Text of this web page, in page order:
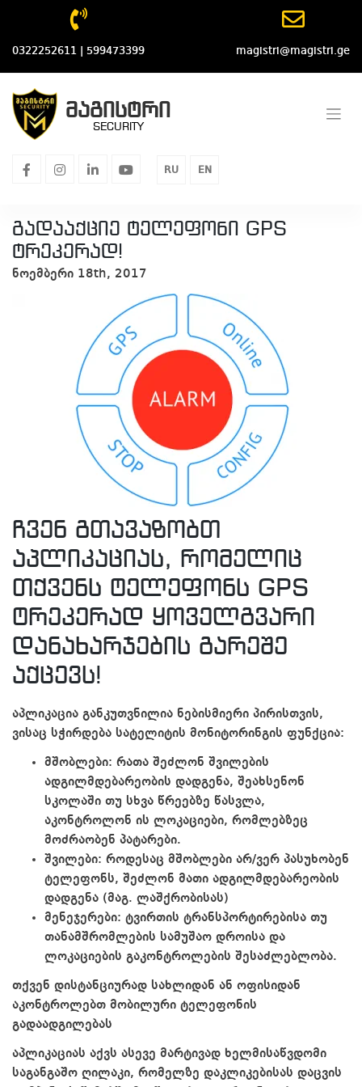
content
0322252611 | 599473399 magistri@magistri.ge
მაგისტრი
SECURITY
facebookinstagram
linkedinyoutube
RU EN
გადააქციე ტელეფონი GPS
ტრეკერად!
ნოემბერი 18th, 2017
ჩვენ გთავაზობთ
აპლიკაციას, რომელიც
თქვენს ტელეფონს GPS
ტრეკერად ყოველგვარი
დანახარჯების გარეშე
აქცევს!
აპლიკაცია განკუთვნილია ნებისმიერი პირისთვის,
ვისაც სჭირდება სატელიტის მონიტორინგის ფუნქცია:
მშობლები: რათა შეძლონ შვილების
ადგილმდებარეობის დადგენა, შეახსენონ
სკოლაში თუ სხვა წრეებზე წასვლა,
აკონტროლონ ის ლოკაციები, რომლებზეც
მოძრაობენ პატარები.
შვილები: როდესაც მშობლები არ/ვერ პასუხობენ
ტელეფონს, შეძლონ მათი ადგილმდებარეობის
დადგენა (მაგ. ლაშქრობისას)
მენეჯერები: ტვირთის ტრანსპორტირებისა თუ
თანამშრომლების სამუშაო დროისა და
ლოკაციების გაკონტროლების შესაძლებლობა.
თქვენ დისტანციურად სახლიდან ან ოფისიდან
აკონტროლებთ მობილური ტელეფონის
გადაადგილებას
აპლიკაციას აქვს ასევე მარტივად ხელმისაწვდომი
საგანგაშო ღილაკი, რომელზე დაკლიკებისას დაცვის